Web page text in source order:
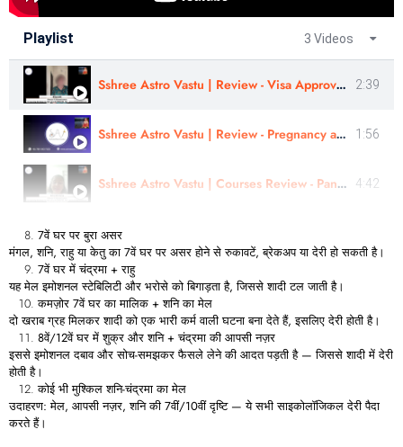
Playlist 3 Videos
Sshree Astro Vastu | Review - Visa Approved | Nitya Joshi | In Gujarati 2:39
Sshree Astro Vastu | Review - Pregnancy and Childbirth | In Hindi 1:56
Sshree Astro Vastu | Courses Review - Panchang, Numerology, AM | By - Astro Kirti Surve | In Marathi 4:42
7वेंघरपरबुरा असर
मंगल,शनि,राहुयाकेतुका 7वेंघरपर असरहोनेसेरुकावटें,ब्रेकअपयादेरीहोसकतीहै।
7वेंघरमेंचंद्रमा +राहु
यहमेलइमोशनलस्टेबिलिटी और भरोसेकोबिगाड़ताहै,जिससेशादीटलजातीहै।
कमज़ोर 7वेंघरकामालिक +शनिकामेल
दोखराबग्रहमिलकरशादीकोएक भारीकर्मवालीघटनाबनादेतेहैं,इसलिएदेरीहोतीहै।
8वें/12वेंघरमेंशुक्र औरशनि +चंद्रमाकी आपसीनज़र
इससेइमोशनलदबावऔरसोच-समझकरफैसलेलेनेकी आदतपड़तीहै —जिससेशादीमेंदेरी
होतीहै।
कोईभीमुश्किलशनि-चंद्रमाकामेल
उदाहरण:मेल, आपसीनज़र,शनिकी 7वीं/10वींदृष्टि —येसभीसाइकोलॉजिकलदेरीपैदा
करतेहैं।